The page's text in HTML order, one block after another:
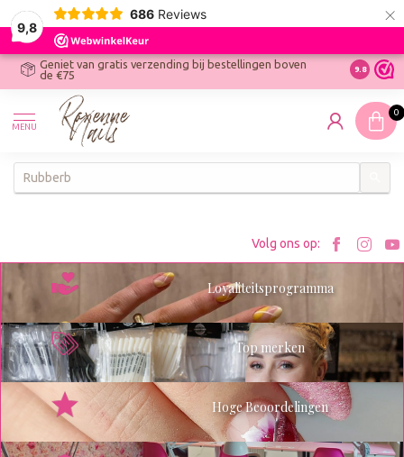
9,8
686 Reviews ×
Geniet van gratis verzending bij bestellingen boven
de €75
Ontdek
9.8
MENU
0
Volg ons op:
Bezoek
Loyaliteitsprogramma
Top merken
Hoge Beoordelingen